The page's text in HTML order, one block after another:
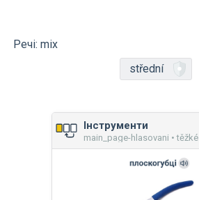
Речі: mix
střední
Інструменти
main_page-hlasovani • těžké